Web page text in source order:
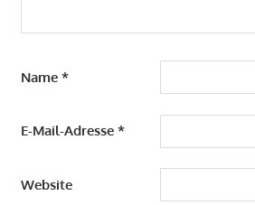
Name *
E-Mail-Adresse *
Website